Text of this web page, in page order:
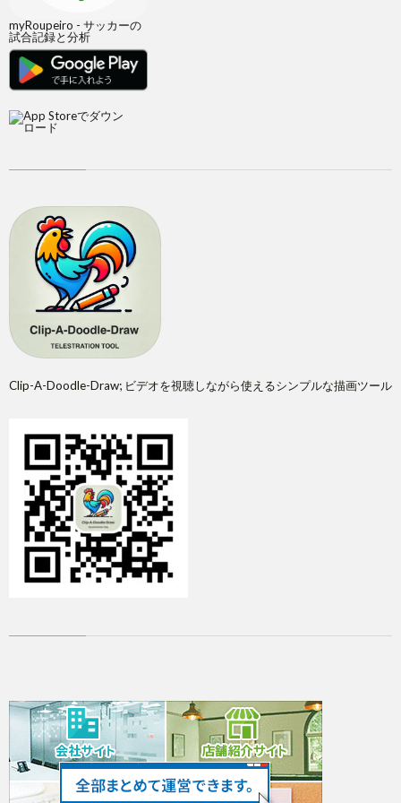
myRoupeiro - サッカーの
試合記録と分析
Clip-A-Doodle-Draw; ビデオを視聴しながら使えるシンプルな描画ツール